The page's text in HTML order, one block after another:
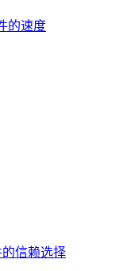
的速度
的信赖选择